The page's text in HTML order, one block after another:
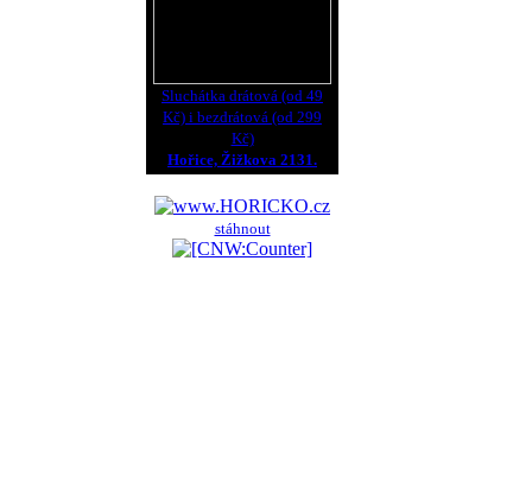
Sluchátka drátová (od 49
Kč) i bezdrátová (od 299
Kč)
Hořice, Žižkova 2131.
stáhnout